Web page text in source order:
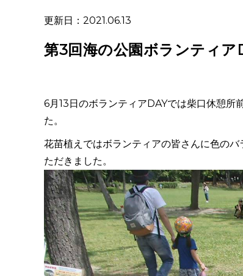
更新日：2021.06.13
第3回海の公園ボランティア
6月13日のボランティアDAYでは柴口休憩所
た。
花苗植えではボランティアの皆さんに色の
ただきました。